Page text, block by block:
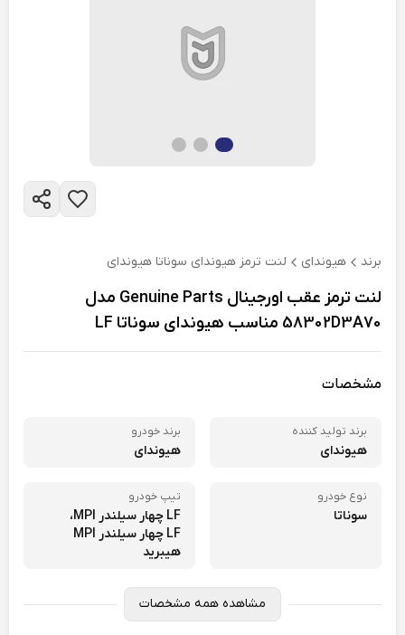
برند هیوندای لنت ترمز هیوندای سوناتا هیوندای
لنت ترمز عقب اورجینال Genuine Parts مدل
58302D3A70 مناسب هیوندای سوناتا LF
مشخصات
برند تولید کننده
هیوندای
برند خودرو
هیوندای
نوع خودرو
سوناتا
تیپ خودرو
LF چهار سیلندر MPI،
LF چهار سیلندر MPI
هیبرید
مشاهده همه مشخصات